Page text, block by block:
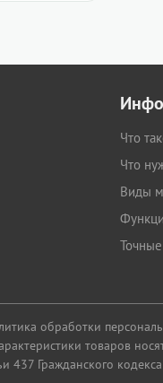
Что
Что
Виды
обработки
товаров
437 Гражданского